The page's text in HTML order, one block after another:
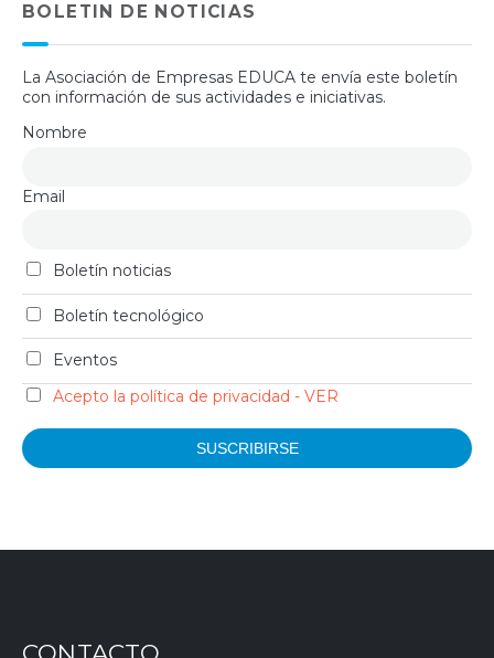
BOLETIN DE NOTICIAS
La Asociación de Empresas EDUCA te envía este boletín
con información de sus actividades e iniciativas.
Nombre
Email
Boletín noticias
Boletín tecnológico
Eventos
Acepto la política de privacidad - VER